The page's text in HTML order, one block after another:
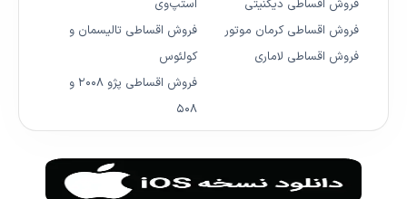
فروش اقساطی دیگنیتی
فروش اقساطی کرمان موتور
فروش اقساطی لاماری
استپ‌وی
فروش اقساطی تالیسمان و
کولئوس
فروش اقساطی پژو ۲۰۰۸ و
۵۰۸